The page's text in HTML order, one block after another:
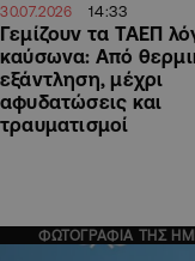
30.07.2026 14:33
Γεμίζουν τα ΤΑΕΠ
καύσωνα: Από
εξάντληση, μέχρι
αφυδατώσεις και
τραυματισμοί
ΦΩΤΟΓΡΑΦΙΑ ΤΗΣ